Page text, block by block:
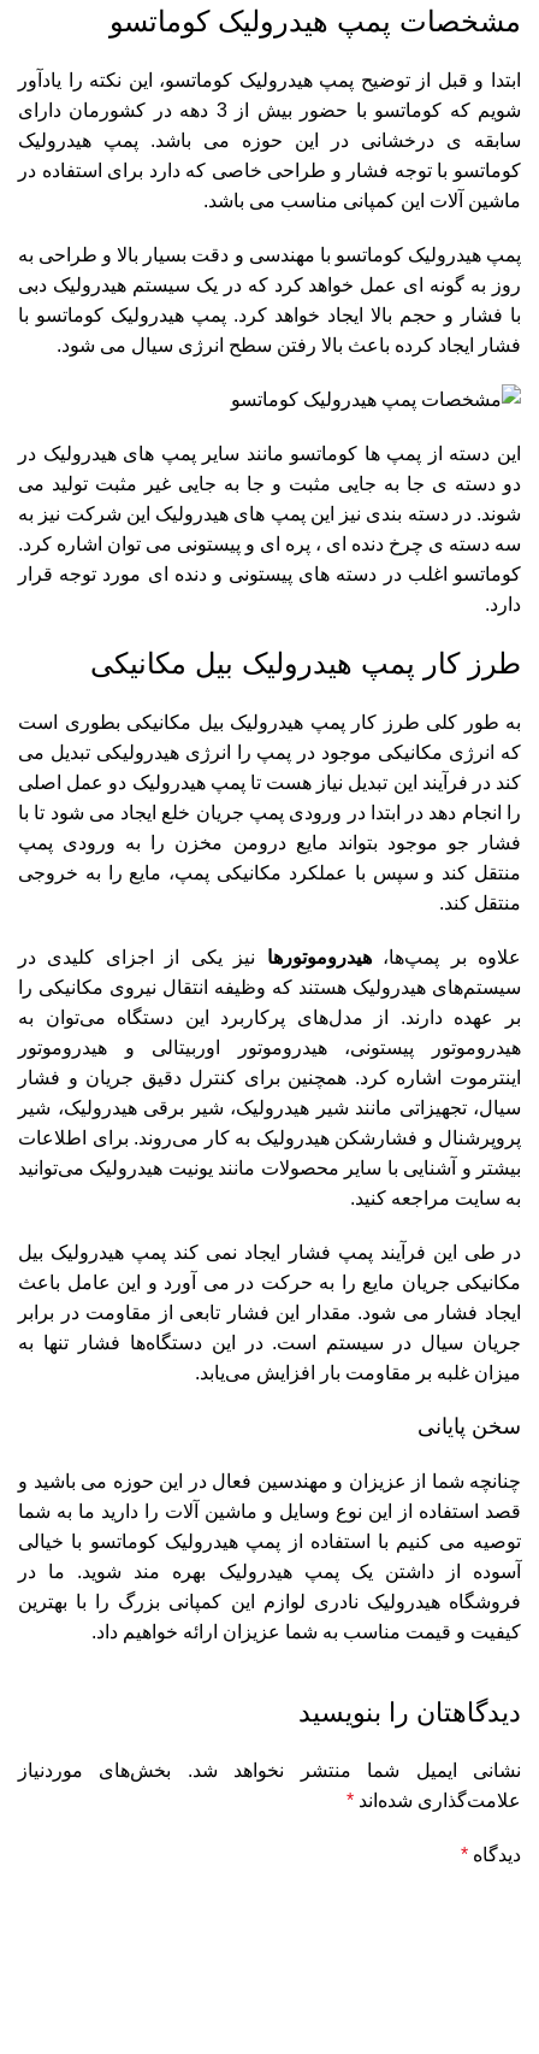
مشخصات پمپ هیدرولیک کوماتسو
ابتدا و قبل از توضیح پمپ هیدرولیک کوماتسو، این نکته را یادآور
شویم که کوماتسو با حضور بیش از 3 دهه در کشورمان دارای
سابقه ی درخشانی در این حوزه می باشد. پمپ هیدرولیک
کوماتسو با توجه فشار و طراحی خاصی که دارد برای استفاده در
ماشین آلات این کمپانی مناسب می باشد.
پمپ هیدرولیک کوماتسو با مهندسی و دقت بسیار بالا و طراحی به
روز به گونه ای عمل خواهد کرد که در یک سیستم هیدرولیک دبی
با فشار و حجم بالا ایجاد خواهد کرد. پمپ هیدرولیک کوماتسو با
فشار ایجاد کرده باعث بالا رفتن سطح انرژی سیال می شود.
این دسته از پمپ ها کوماتسو مانند سایر پمپ های هیدرولیک در
دو دسته ی جا به جایی مثبت و جا به جایی غیر مثبت تولید می
شوند. در دسته بندی نیز این پمپ های هیدرولیک این شرکت نیز به
سه دسته ی چرخ دنده ای ، پره ای و پیستونی می توان اشاره کرد.
کوماتسو اغلب در دسته های پیستونی و دنده ای مورد توجه قرار
دارد.
طرز کار پمپ هیدرولیک بیل مکانیکی
به طور کلی طرز کار پمپ هیدرولیک بیل مکانیکی بطوری است
که انرژی مکانیکی موجود در پمپ را انرژی هیدرولیکی تبدیل می
کند در فرآیند این تبدیل نیاز هست تا پمپ هیدرولیک دو عمل اصلی
را انجام دهد در ابتدا در ورودی پمپ جریان خلع ایجاد می شود تا با
فشار جو موجود بتواند مایع درومن مخزن را به ورودی پمپ
منتقل کند و سپس با عملکرد مکانیکی پمپ، مایع را به خروجی
منتقل کند.
علاوه بر پمپ‌ها،هیدروموتورها نیز یکی از اجزای کلیدی در
سیستم‌های هیدرولیک هستند که وظیفه انتقال نیروی مکانیکی را
بر عهده دارند. از مدل‌های پرکاربرد این دستگاه می‌توان به
هیدروموتور پیستونی، هیدروموتور اوربیتالی و هیدروموتور
اینترموت اشاره کرد. همچنین برای کنترل دقیق جریان و فشار
سیال، تجهیزاتی مانند شیر هیدرولیک، شیر برقی هیدرولیک، شیر
پروپرشنال و فشارشکن هیدرولیک به کار می‌روند. برای اطلاعات
بیشتر و آشنایی با سایر محصولات مانند یونیت هیدرولیک می‌توانید
به سایت مراجعه کنید.
در طی این فرآیند پمپ فشار ایجاد نمی کند پمپ هیدرولیک بیل
مکانیکی جریان مایع را به حرکت در می آورد و این عامل باعث
ایجاد فشار می شود. مقدار این فشار تابعی از مقاومت در برابر
جریان سیال در سیستم است. در این دستگاه‌ها فشار تنها به
میزان غلبه بر مقاومت بار افزایش می‌یابد.
سخن پایانی
چنانچه شما از عزیزان و مهندسین فعال در این حوزه می باشید و
قصد استفاده از این نوع وسایل و ماشین آلات را دارید ما به شما
توصیه می کنیم با استفاده از پمپ هیدرولیک کوماتسو با خیالی
آسوده از داشتن یک پمپ هیدرولیک بهره مند شوید. ما در
فروشگاه هیدرولیک نادری لوازم این کمپانی بزرگ را با بهترین
کیفیت و قیمت مناسب به شما عزیزان ارائه خواهیم داد.
دیدگاهتان را بنویسید
نشانی ایمیل شما منتشر نخواهد شد.
بخش‌های موردنیاز
علامت‌گذاری شده‌اند *
دیدگاه *